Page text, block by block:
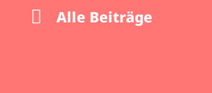
Alle Beiträge